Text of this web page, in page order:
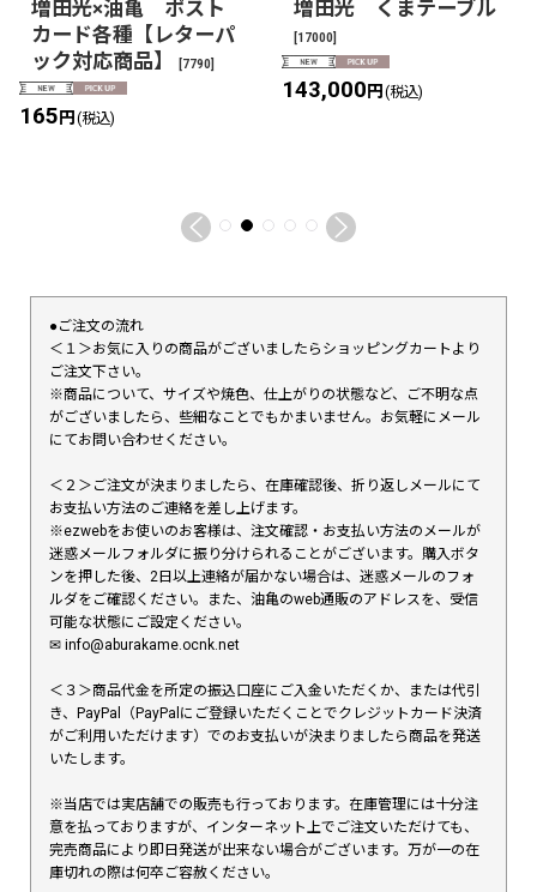
増田光×油亀 ポスト
カード各種【レターパ
ック対応商品】
[7790]
165円 (税込)
増田光 くまテーブル
[17000]
143,000円 (税込)
●ご注文の流れ
＜１＞お気に入りの商品がございましたらショッピングカートより
ご注文下さい。
※商品について、サイズや焼色、仕上がりの状態など、ご不明な点
がございましたら、些細なことでもかまいません。お気軽にメール
にてお問い合わせください。
＜２＞ご注文が決まりましたら、在庫確認後、折り返しメールにて
お支払い方法のご連絡を差し上げます。
※ezwebをお使いのお客様は、注文確認・お支払い方法のメールが
迷惑メールフォルダに振り分けられることがございます。購入ボタ
ンを押した後、2日以上連絡が届かない場合は、迷惑メールのフォ
ルダをご確認ください。また、油亀のweb通販のアドレスを、受信
可能な状態にご設定ください。
✉︎ info@aburakame.ocnk.net
＜３＞商品代金を所定の振込口座にご入金いただくか、または代引
き、PayPal（PayPalにご登録いただくことでクレジットカード決済
がご利用いただけます）でのお支払いが決まりましたら商品を発送
いたします。
※当店では実店舗での販売も行っております。在庫管理には十分注
意を払っておりますが、インターネット上でご注文いただけても、
完売商品により即日発送が出来ない場合がございます。万が一の在
庫切れの際は何卒ご容赦ください。